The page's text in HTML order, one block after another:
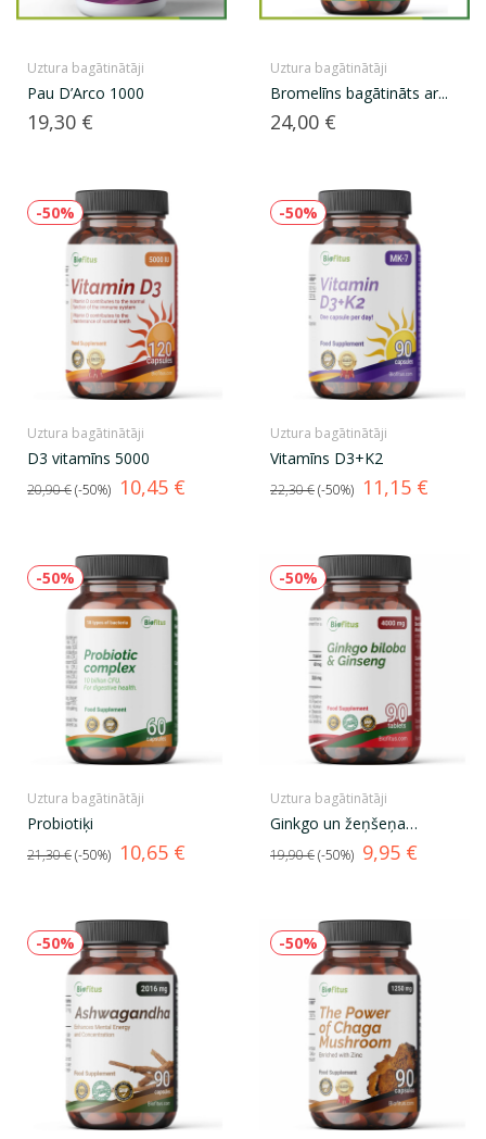
Uztura bagātinātāji
Pau D’Arco 1000
Cena
19,30 €
Uztura bagātinātāji
Bromelīns bagātināts ar...
Cena
24,00 €
-50%
Uztura bagātinātāji
D3 vitamīns 5000
Standarta
cena
20,90 € -50% Cena
10,45 €
-50%
Uztura bagātinātāji
Vitamīns D3+K2
Standarta
cena
22,30 € -50% Cena
11,15 €
-50%
Uztura bagātinātāji
Probiotiķi
Standarta
cena
21,30 € -50% Cena
10,65 €
-50%
Uztura bagātinātāji
Ginkgo un žeņšeņa
Standarta
cena
19,90 € -50% Cena
9,95 €
-50% -50%